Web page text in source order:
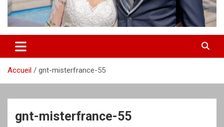
Accueil gnt-misterfrance-55
gnt-misterfrance-55